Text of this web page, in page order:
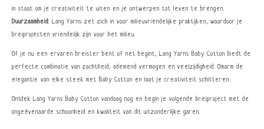
in staat om je creativiteit te uiten en je ontwerpen tot leven te brengen.
Duurzaamheid: Lang Yarns zet zich in voor milieuvriendelijke praktijken, waardoor je
breiprojecten vriendelijk zijn voor het milieu.
Of je nu een ervaren breister bent of net begint, Lang Yarns Baby Cotton biedt de
perfecte combinatie van zachtheid, ademend vermogen en veelzijdigheid. Omarm de
elegantie van elke steek met Baby Cotton en laat je creativiteit schitteren.
Ontdek Lang Yarns Baby Cotton vandaag nog en begin je volgende breiproject met de
ongeëvenaarde schoonheid en kwaliteit van dit uitzonderlijke garen.